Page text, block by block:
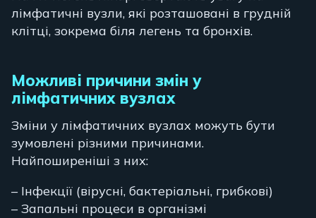
лімфатичні вузли, які розташовані в грудній
клітці, зокрема біля легень та бронхів.
Можливі причини змін у
лімфатичних вузлах
Зміни у лімфатичних вузлах можуть бути
зумовлені різними причинами.
Найпоширеніші з них:
– Інфекції (вірусні, бактеріальні, грибкові)
– Запальні процеси в організмі